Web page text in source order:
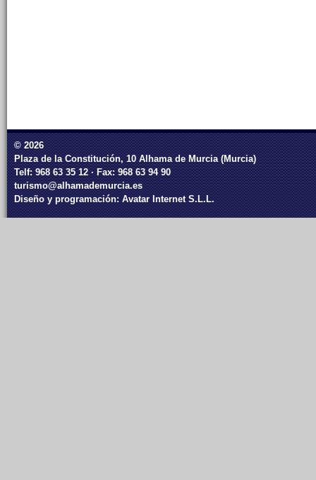
© 2026
Plaza de la Constitución, 10 Alhama de Murcia (Murcia)
Telf: 968 63 35 12 · Fax: 968 63 94 90
turismo@alhamademurcia.es
Diseño y programación:Avatar Internet S.L.L.